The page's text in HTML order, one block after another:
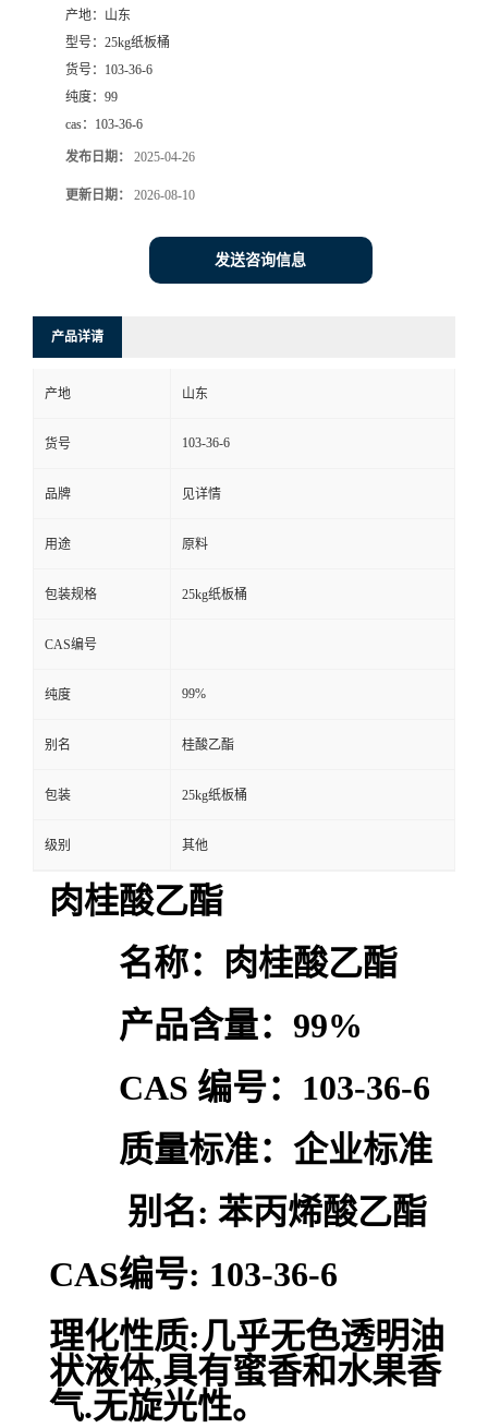
产地： 山东
型号： 25kg纸板桶
货号： 103-36-6
纯度： 99
cas： 103-36-6
发布日期： 2025-04-26
更新日期： 2026-08-10
发送咨询信息
产品详请
产地 山东
货号 103-36-6
品牌 见详情
用途 原料
包装规格 25kg纸板桶
CAS编号
纯度 99%
别名 桂酸乙酯
包装 25kg纸板桶
级别 其他
肉桂酸乙酯
名称：肉桂酸乙酯
产品含量：99%
CAS 编号：103-36-6
质量标准：企业标准
别名: 苯丙烯酸乙酯
CAS编号: 103-36-6
理化性质:几乎无色透明油
状液体,具有蜜香和水果香
气.无旋光性。